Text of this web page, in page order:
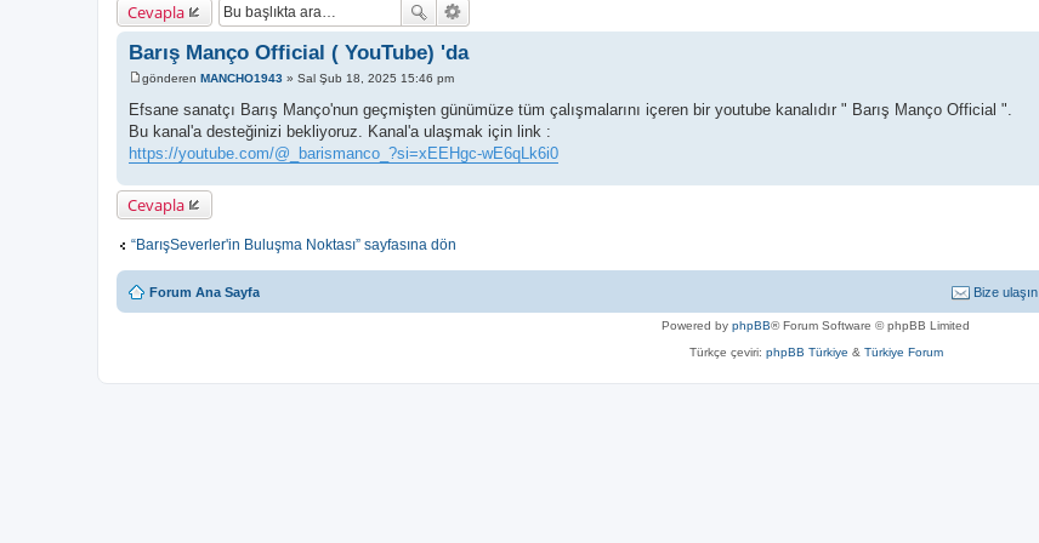
Cevapla
Barış Manço Official ( YouTube) 'da
M
e
s
a
j
gönderen MANCHO1943 » Sal Şub 18, 2025 15:46 pm
Efsane sanatçı Barış Manço'nun geçmişten günümüze tüm çalışmalarını içeren bir youtube kanalıdır " Barış Manço Official ".
Bu kanal'a desteğinizi bekliyoruz. Kanal'a ulaşmak için link :
https://youtube.com/@_barismanco_?si=xEEHgc-wE6qLk6i0
Cevapla
“BarışSeverler'in Buluşma Noktası” sayfasına dön
Forum Ana Sayfa Bize ulaşın
Powered by phpBB® Forum Software © phpBB Limited
Türkçe çeviri: phpBB Türkiye & Türkiye Forum